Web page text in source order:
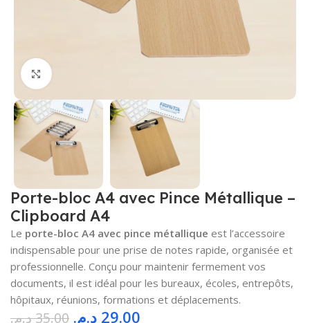
Cliquez pour agrandir
Porte-bloc A4 avec Pince Métallique –
Clipboard A4
Le porte-bloc A4 avec pince métallique est l’accessoire
indispensable pour une prise de notes rapide, organisée et
professionnelle. Conçu pour maintenir fermement vos
documents, il est idéal pour les bureaux, écoles, entrepôts,
hôpitaux, réunions, formations et déplacements.
35.00د.م. 29.00 د.م.